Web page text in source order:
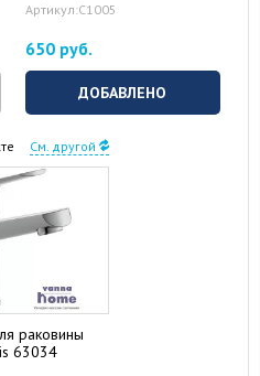
Артикул:С1005
650 руб.
ДОБАВЛЕНО
См. другой
раковины
63034